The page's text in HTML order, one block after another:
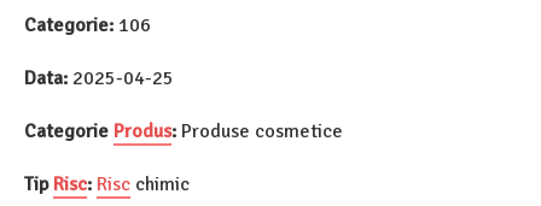
Categorie: 106
Data: 2025-04-25
Categorie Produs: Produse cosmetice
Tip Risc: Risc chimic